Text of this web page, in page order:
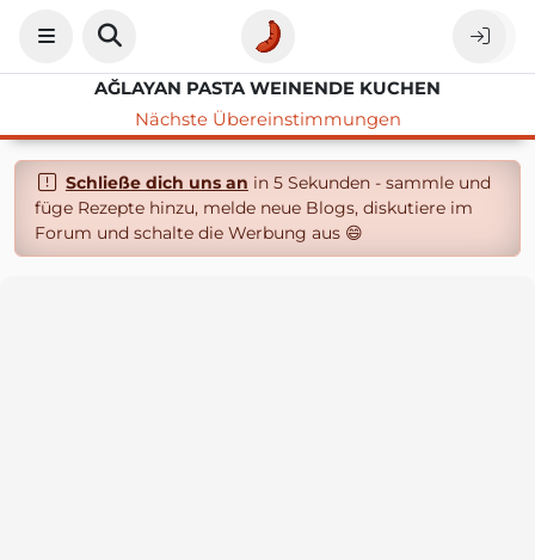
AĞLAYAN PASTA WEINENDE KUCHEN
Nächste Übereinstimmungen
Schließe dich uns an in 5 Sekunden - sammle und
füge Rezepte hinzu, melde neue Blogs, diskutiere im
Forum und schalte die Werbung aus 😄